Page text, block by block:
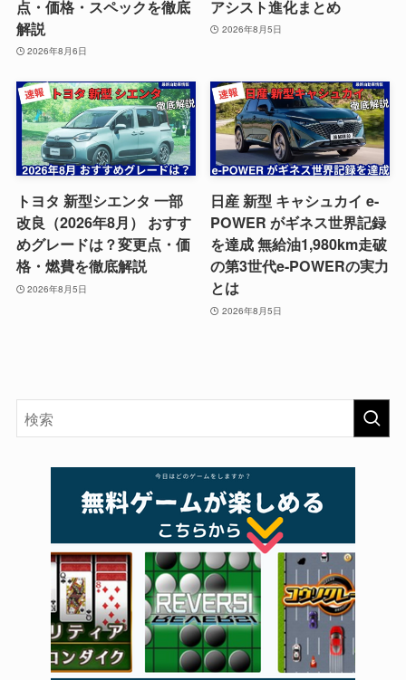
点・価格・スペックを徹底
解説
2026年8月6日
アシスト進化まとめ
2026年8月5日
トヨタ 新型シエンタ 一部
改良（2026年8月） おすす
めグレードは？変更点・価
格・燃費を徹底解説
2026年8月5日
日産 新型 キャシュカイ e-
POWER がギネス世界記録
を達成 無給油1,980km走破
の第3世代e-POWERの実力
とは
2026年8月5日